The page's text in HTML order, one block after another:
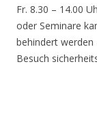
Fr. 8.30 – 14.00
oder Seminare
behindert
Besuch